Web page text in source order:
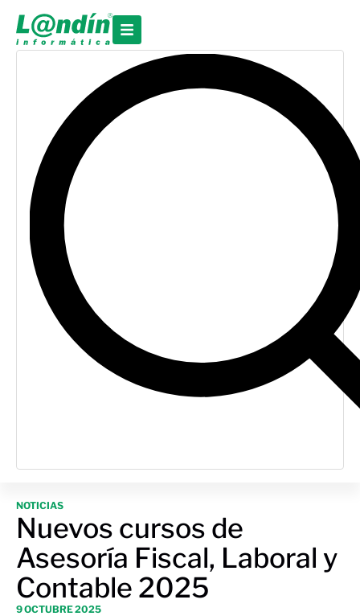
NOTICIAS
Nuevos cursos de
Asesoría Fiscal, Laboral y
Contable 2025
9 OCTUBRE 2025